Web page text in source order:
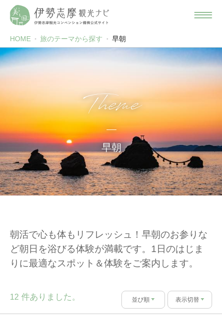
HOME 旅のテーマから探す 早朝
Theme
早朝
朝活で心も体もリフレッシュ！早朝のお参りな
ど朝日を浴びる体験が満載です。1日のはじま
りに最適なスポット＆体験をご案内します。
12 件ありました。 並び順 表示切替